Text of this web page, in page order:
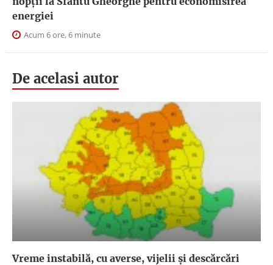
energiei
Acum 6 ore, 6 minute
De acelasi autor
Vreme instabilă, cu averse, vijelii și descărcări